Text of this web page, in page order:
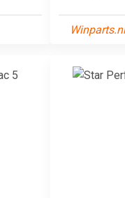
Winparts.nl